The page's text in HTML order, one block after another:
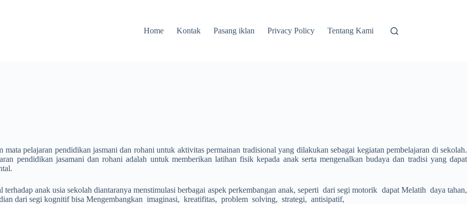
Home Kontak Pasang iklan Privacy Policy Tentang Kami
pelajaran pendidikan jasmani dan rohani untuk aktivitas permainan tradisional yang dilakukan sebagai kegiatan pembelajaran di sekolah.
pendidikan jasamani dan rohani adalah untuk memberikan latihan fisik kepada anak serta mengenalkan budaya dan tradisi yang dapat
anak usia sekolah diantaranya menstimulasi berbagai aspek perkembangan anak, seperti dari segi motorik dapat Melatih daya tahan,
dari segi kognitif bisa Mengembangkan imaginasi, kreatifitas, problem solving, strategi, antisipatif,